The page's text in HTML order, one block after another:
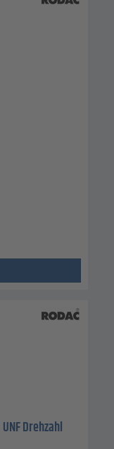
Drehzahl